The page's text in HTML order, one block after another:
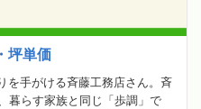
坪単価
を手がける斉藤工務店さん。斉
暮らす家族と同じ「歩調」で